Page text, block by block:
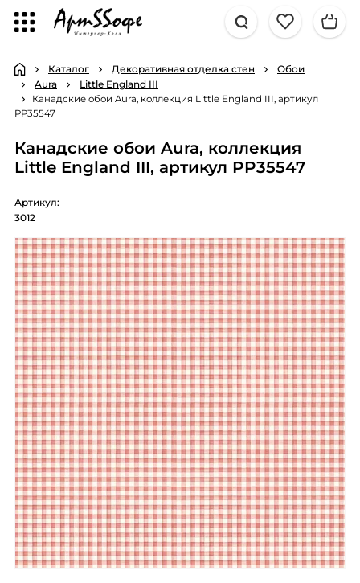
Каталог Декоративная отделка стен
Обои
Aura
Little England III
Канадские обои Aura, коллекция Little England III, артикул
PP35547
Канадские обои Aura, коллекция
Little England III, артикул PP35547
Артикул:
3012